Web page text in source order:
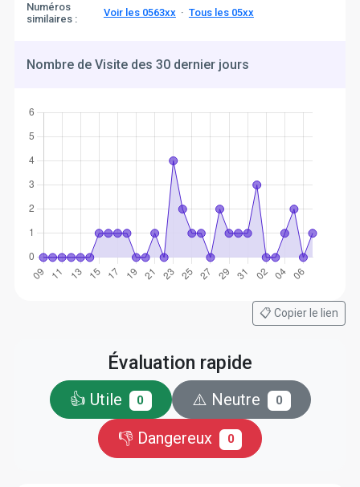
Numéros
similaires :
Voir les 0563xx· Tous les 05xx
Nombre de Visite des 30 dernier jours
📋 Copier le lien
Évaluation rapide
👍 Utile 0 ⚠️ Neutre 0
👎 Dangereux 0